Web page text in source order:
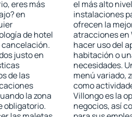
eres más
en
de hotel
cancelación.
justo en
de las
la zona
obligatorio.
el más alto
instalaciones
ofrecen la
atracciones en
hacer uso del
habitación o
necesidades.
menú variado,
como
Villongo es la
negocios, así